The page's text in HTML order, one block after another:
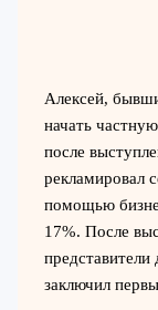
Алексей,
начать
после
рекламировал
помощью
17%. После
заключил